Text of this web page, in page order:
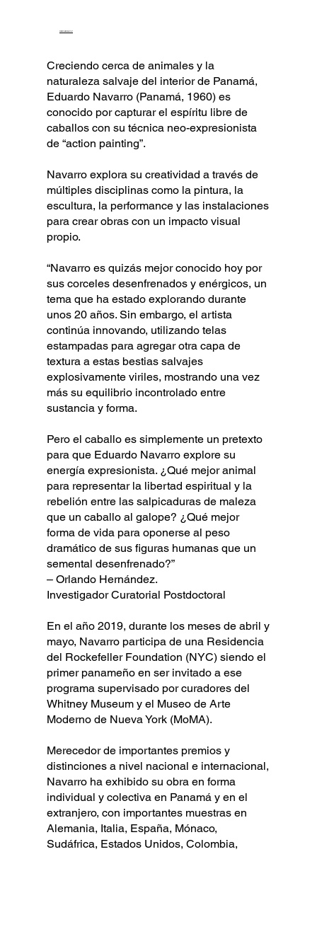
DESCARGAR CV
Creciendo cerca de animales y la
naturaleza salvaje del interior de Panamá,
Eduardo Navarro (Panamá, 1960) es
conocido por capturar el espíritu libre de
caballos con su técnica neo-expresionista
de “action painting”.
Navarro explora su creatividad a través de
múltiples disciplinas como la pintura, la
escultura, la performance y las instalaciones
para crear obras con un impacto visual
propio.
“Navarro es quizás mejor conocido hoy por
sus corceles desenfrenados y enérgicos, un
tema que ha estado explorando durante
unos 20 años. Sin embargo, el artista
continúa innovando, utilizando telas
estampadas para agregar otra capa de
textura a estas bestias salvajes
explosivamente viriles, mostrando una vez
más su equilibrio incontrolado entre
sustancia y forma.
Pero el caballo es simplemente un pretexto
para que Eduardo Navarro explore su
energía expresionista. ¿Qué mejor animal
para representar la libertad espiritual y la
rebelión entre las salpicaduras de maleza
que un caballo al galope? ¿Qué mejor
forma de vida para oponerse al peso
dramático de sus figuras humanas que un
semental desenfrenado?”
– Orlando Hernández.
Investigador Curatorial Postdoctoral
En el año 2019, durante los meses de abril y
mayo, Navarro participa de una Residencia
del Rockefeller Foundation (NYC) siendo el
primer panameño en ser invitado a ese
programa supervisado por curadores del
Whitney Museum y el Museo de Arte
Moderno de Nueva York (MoMA).
Merecedor de importantes premios y
distinciones a nivel nacional e internacional,
Navarro ha exhibido su obra en forma
individual y colectiva en Panamá y en el
extranjero, con importantes muestras en
Alemania, Italia, España, Mónaco,
Sudáfrica, Estados Unidos, Colombia,